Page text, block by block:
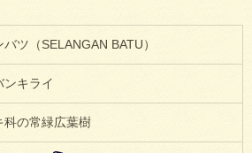
ツ（SELANGAN BATU）
ンキライ
科の常緑広葉樹